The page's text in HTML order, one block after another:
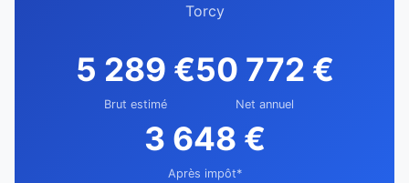
Torcy
5 289 €
Brut estimé
50 772 €
Net annuel
3 648 €
Après impôt*